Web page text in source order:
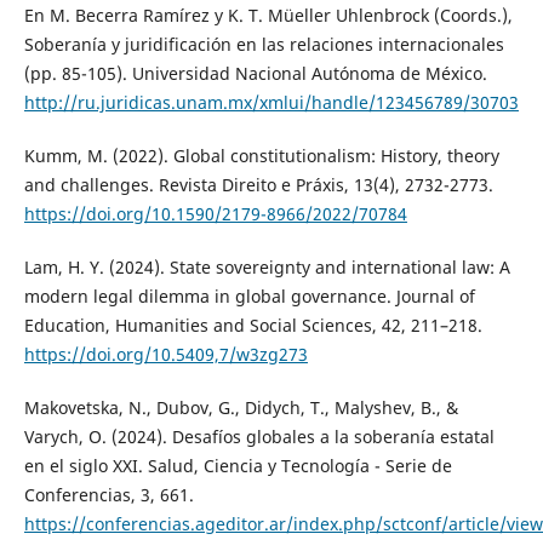
En M. Becerra Ramírez y K. T. Müeller Uhlenbrock (Coords.),
Soberanía y juridificación en las relaciones internacionales
(pp. 85-105). Universidad Nacional Autónoma de México.
http://ru.juridicas.unam.mx/xmlui/handle/123456789/30703
Kumm, M. (2022). Global constitutionalism: History, theory
and challenges. Revista Direito e Práxis, 13(4), 2732-2773.
https://doi.org/10.1590/2179-8966/2022/70784
Lam, H. Y. (2024). State sovereignty and international law: A
modern legal dilemma in global governance. Journal of
Education, Humanities and Social Sciences, 42, 211–218.
https://doi.org/10.5409,7/w3zg273
Makovetska, N., Dubov, G., Didych, T., Malyshev, B., &
Varych, O. (2024). Desafíos globales a la soberanía estatal
en el siglo XXI. Salud, Ciencia y Tecnología - Serie de
Conferencias, 3, 661.
https://conferencias.ageditor.ar/index.php/sctconf/article/